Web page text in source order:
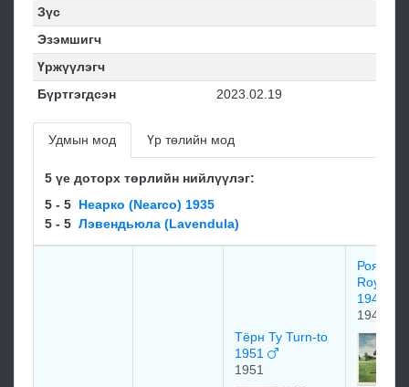
Зүс
Эзэмшигч
Үржүүлэгч
Бүртгэгдсэн
2023.02.19
Удмын мод Үр төлийн мод
5 үе доторх төрлийн нийлүүлэг:
5 - 5 Неарко (Nearco) 1935
5 - 5 Лэвендьюла (Lavendula)
Тёрн Ту Turn-to
1951
1951
Роял
Royal
1942
1942